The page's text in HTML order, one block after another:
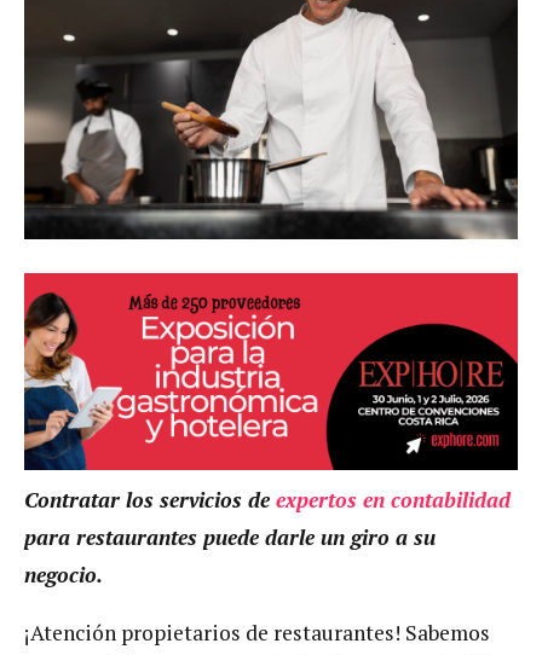
Contratar los servicios de expertos en contabilidad
para restaurantes puede darle un giro a su
negocio.
¡Atención propietarios de restaurantes! Sabemos